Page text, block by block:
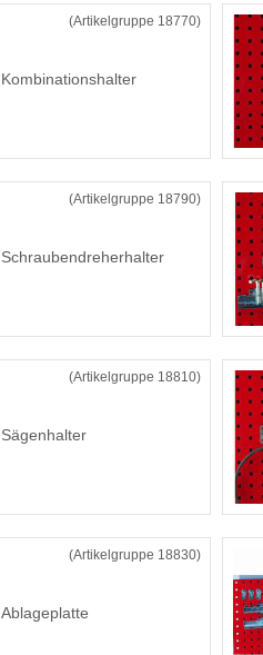
(Artikelgruppe 18770)
Kombinationshalter
(Artikelgruppe 18790)
Schraubendreherhalter
(Artikelgruppe 18810)
Sägenhalter
(Artikelgruppe 18830)
Ablageplatte